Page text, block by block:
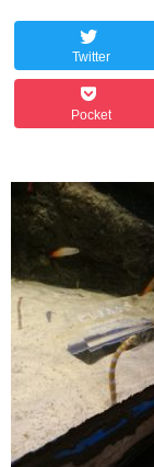
Twitter
Pocket